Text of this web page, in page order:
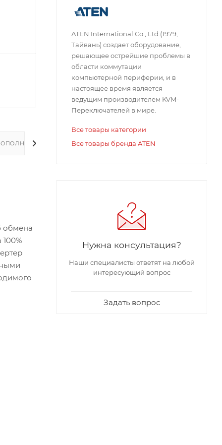
обмена
ATEN International Co., Ltd.(1979,
Тайвань) создает оборудование,
решающее острейшие проблемы в
области коммутации
компьютерной периферии, и в
настоящее время является
ведущим производителем KVM-
Переключателей в мире.
Все товары категории
Все товары бренда ATEN
Нужна консультация?
Наши специалисты ответят на любой
интересующий вопрос
Задать вопрос